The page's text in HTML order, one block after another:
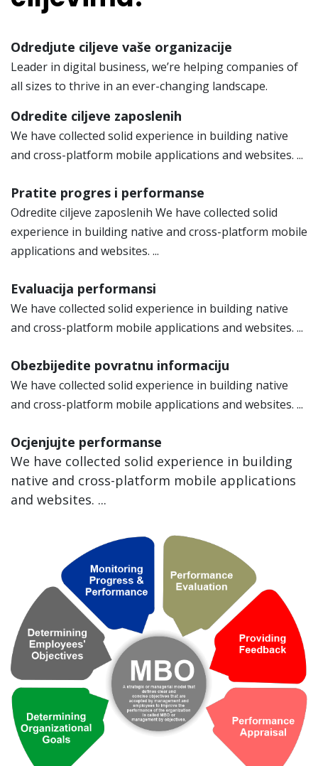
Odredjute ciljeve vaše organizacije
Leader in digital business, we’re helping companies of
all sizes to thrive in an ever-changing landscape.
Odredite ciljeve zaposlenih
We have collected solid experience in building native
and cross-platform mobile applications and websites. ...
Pratite progres i performanse
Odredite ciljeve zaposlenih We have collected solid
experience in building native and cross-platform mobile
applications and websites. ...
Evaluacija performansi
We have collected solid experience in building native
and cross-platform mobile applications and websites. ...
Obezbijedite povratnu informaciju
We have collected solid experience in building native
and cross-platform mobile applications and websites. ...
Ocjenjujte performanse
We have collected solid experience in building
native and cross-platform mobile applications
and websites. ...